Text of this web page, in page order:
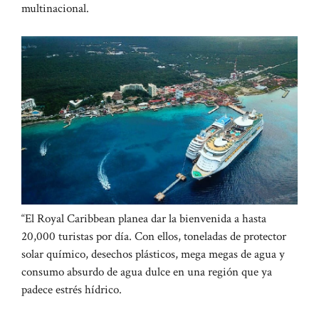
multinacional.
“El Royal Caribbean planea dar la bienvenida a hasta
20,000 turistas por día. Con ellos, toneladas de protector
solar químico, desechos plásticos, mega megas de agua y
consumo absurdo de agua dulce en una región que ya
padece estrés hídrico.